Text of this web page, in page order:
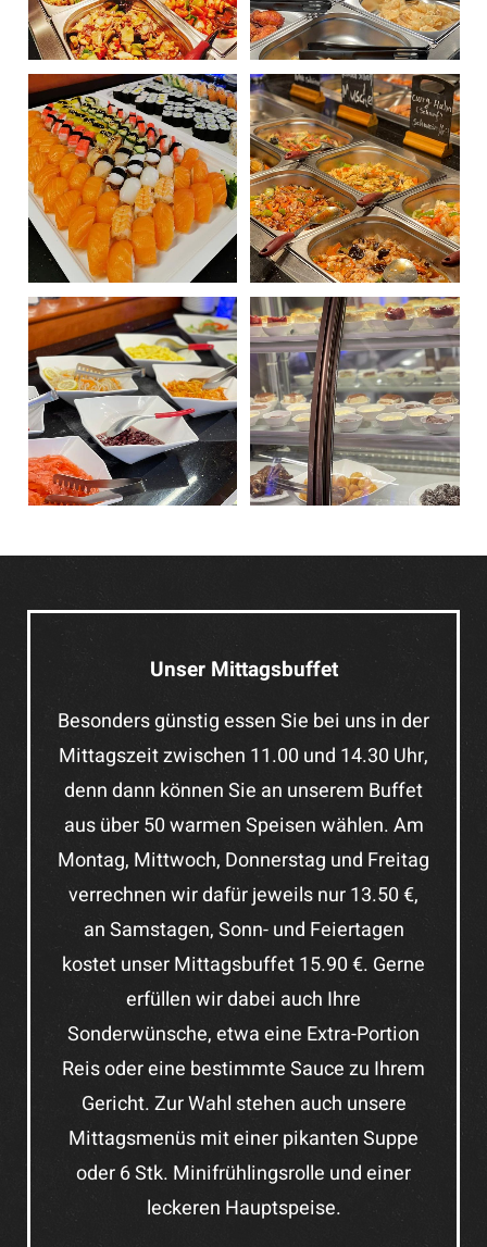
Unser Mittagsbuffet
Besonders günstig essen Sie bei uns in der
Mittagszeit zwischen 11.00 und 14.30 Uhr,
denn dann können Sie an unserem Buffet
aus über 50 warmen Speisen wählen. Am
Montag, Mittwoch, Donnerstag und Freitag
verrechnen wir dafür jeweils nur 13.50 €,
an Samstagen, Sonn- und Feiertagen
kostet unser Mittagsbuffet 15.90 €. Gerne
erfüllen wir dabei auch Ihre
Sonderwünsche, etwa eine Extra-Portion
Reis oder eine bestimmte Sauce zu Ihrem
Gericht. Zur Wahl stehen auch unsere
Mittagsmenüs mit einer pikanten Suppe
oder 6 Stk. Minifrühlingsrolle und einer
leckeren Hauptspeise.